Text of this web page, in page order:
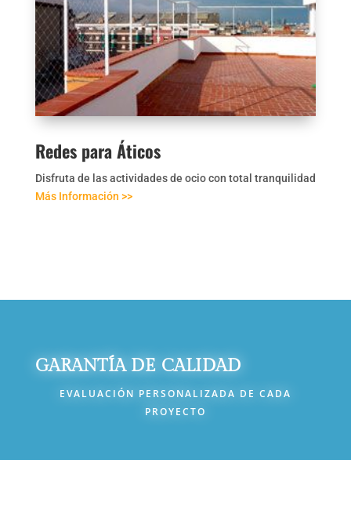
Redes para Áticos
Disfruta de las actividades de ocio con total tranquilidad
Más Información >>
GARANTÍA DE CALIDAD
EVALUACIÓN PERSONALIZADA DE CADA
PROYECTO